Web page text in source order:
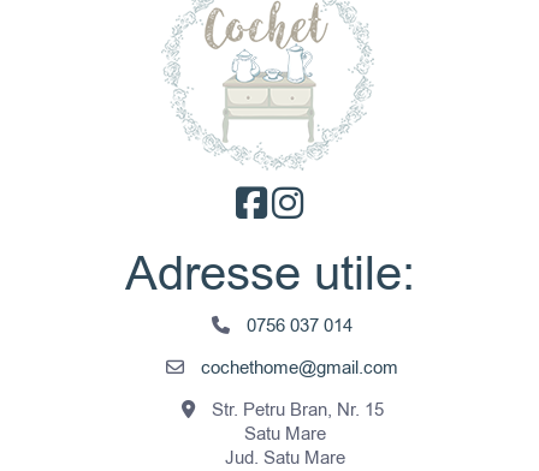
Adresse utile:
0756 037 014
cochethome@gmail.com
Str. Petru Bran, Nr. 15
Satu Mare
Jud. Satu Mare